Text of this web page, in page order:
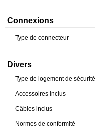
Connexions
Type de connecteur
Divers
Type de logement de sécurité
Accessoires inclus
Câbles inclus
Normes de conformité